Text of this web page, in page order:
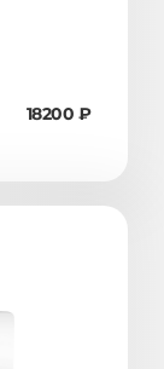
18200 ₽